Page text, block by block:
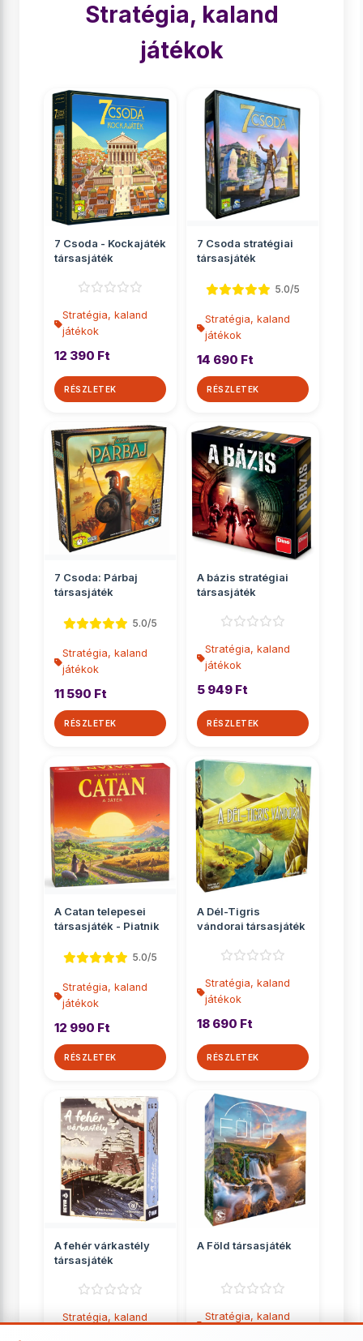
Stratégia, kaland
játékok
7 Csoda - Kockajáték
társasjáték
Stratégia, kaland
játékok
12 390 Ft
RÉSZLETEK
7 Csoda stratégiai
társasjáték
5.0/5
Stratégia, kaland
játékok
14 690 Ft
RÉSZLETEK
7 Csoda: Párbaj
társasjáték
5.0/5
Stratégia, kaland
játékok
11 590 Ft
RÉSZLETEK
A bázis stratégiai
társasjáték
Stratégia, kaland
játékok
5 949 Ft
RÉSZLETEK
A Catan telepesei
társasjáték - Piatnik
5.0/5
Stratégia, kaland
játékok
12 990 Ft
RÉSZLETEK
A Dél-Tigris
vándorai társasjáték
Stratégia, kaland
játékok
18 690 Ft
RÉSZLETEK
A fehér várkastély
társasjáték
Stratégia, kaland
A Föld társasjáték
Stratégia, kaland